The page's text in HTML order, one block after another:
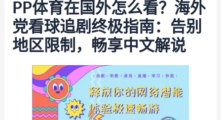
PP体育在国外怎么看？海外
党看球追剧终极指南：告别
地区限制，畅享中文解说